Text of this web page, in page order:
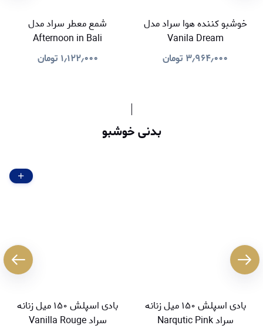
خوشبو کننده هوا سراد مدل
Vanila Dream
۳٫۹۶۴٫۰۰۰ تومان
شمع معطر سراد مدل
Afternoon in Bali
۱٫۱۲۲٫۰۰۰ تومان
بدنی خوشبو
بادی اسپلش ۱۵۰ میل زنانه
سراد Narqutic Pink
بادی اسپلش ۱۵۰ میل زنانه
سراد Vanilla Rouge